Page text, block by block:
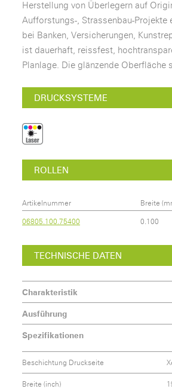
Herstellung von Überlegern auf
Aufforstungs-, Strassenbau-
bei Banken, Versicherungen,
ist dauerhaft, reissfest,
Planlage. Die glänzende
DRUCKSYSTEME
ROLLEN
Artikelnummer Breite
06805.100.75400 0.100
TECHNISCHE DATEN
Charakteristik
Ausführung
Spezifikationen
Beschichtung Druckseite
Breite (inch)